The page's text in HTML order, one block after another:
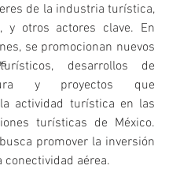
de la industria turística,
y otros actores clave. En
se promocionan nuevos
desarrollos de
y proyectos que
actividad turística en las
turísticas de México.
promover la inversión
conectividad aérea.